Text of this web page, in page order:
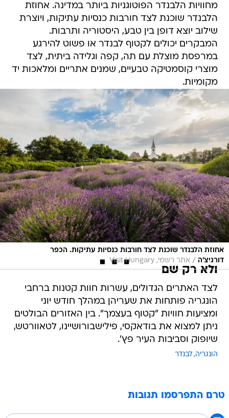
מחוויות הלבנדר הפוטוגניות ביותר במדינה. אחוזת
הלבנדר שוכנת לצד חורבות כנסיות עתיקות, ויוצרת
שילוב יוצא דופן בין טבע, היסטוריה ותרבות.
המבקרים יכולים לקטוף לבנדר או פשוט להירגע
במרפסת מוצלת עם תה, קפה וגלידה ביתית, לצד
מוצרי קוסמטיקה טבעיים, שמנים אתריים ומלאכות יד
מקומיות.
אחוזת הלבנדר שוכנת לצד חורבות כנסיות עתיקות. הכפר
דורגיצ'ה / אתר רשמי, Visit Hungary
ולא רק שם
לצד האתרים הגדולים, עשרות חוות קטנות ברחבי
הונגריה פותחות את שעריהן במהלך חודש יוני
ומציעות חוויות "קטוף בעצמך". בין האזורים הבולטים
ניתן למצוא את בודאקסי, פילישבורושיינו, לטאוורטש,
שיופוק וסביבות העיר פץ'.
הונגריה לבנדר
טרם התפרסמו תגובות